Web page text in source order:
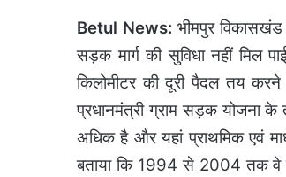
Betul News: भीमपुर विकासखंड
सड़क मार्ग की सुविधा नहीं मिल
किलोमीटर की दूरी पैदल तय
प्रधानमंत्री ग्राम सड़क योजना
अधिक है और यहां प्राथमिक एवं
बताया कि 1994 से 2004 तक वे